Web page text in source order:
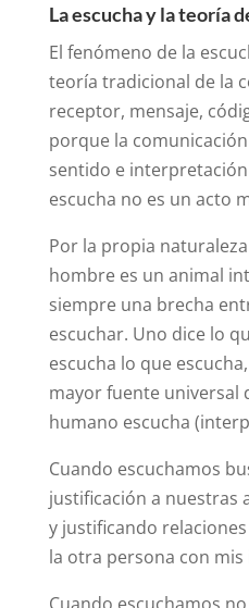
La escucha y la teoría
El fenómeno de la
teoría tradicional de la
receptor, mensaje,
porque la
sentido e interpretación
escucha no es un acto
Por la propia
hombre es un animal
siempre una brecha
escuchar. Uno dice lo
escucha lo que
mayor fuente universal
humano escucha
Cuando escuchamos
justificación a nuestras
y justificando
la otra persona con